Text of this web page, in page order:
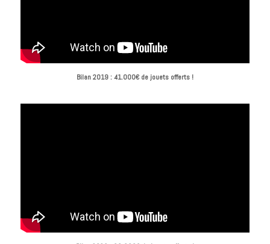
Bilan 2019 : 41.000€ de jouets offerts !